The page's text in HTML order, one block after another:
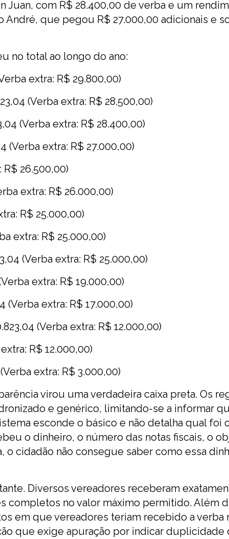
Juan, com R$ 28.400,00 de verba e um
André, que pegou R$ 27.000,00 adicionais e
no total ao longo do ano:
extra: R$ 29.800,00)
(Verba extra: R$ 28.500,00)
(Verba extra: R$ 28.400,00)
(Verba extra: R$ 27.000,00)
R$ 26.500,00)
extra: R$ 26.000,00)
R$ 25.000,00)
extra: R$ 25.000,00)
(Verba extra: R$ 25.000,00)
extra: R$ 19.000,00)
(Verba extra: R$ 17.000,00)
(Verba extra: R$ 12.000,00)
R$ 12.000,00)
extra: R$ 3.000,00)
virou uma verdadeira caixa preta. Os
e genérico, limitando-se a informar
esconde o básico e não detalha qual foi
o dinheiro, o número das notas fiscais, o
o cidadão não consegue saber como essa
Diversos vereadores receberam
completos no valor máximo permitido. Além
em que vereadores teriam recebido a verba
que exige apuração por indicar duplicidade